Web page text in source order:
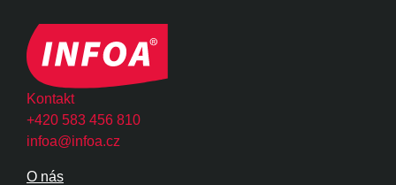
Kontakt
+420 583 456 810
infoa@infoa.cz
O nás